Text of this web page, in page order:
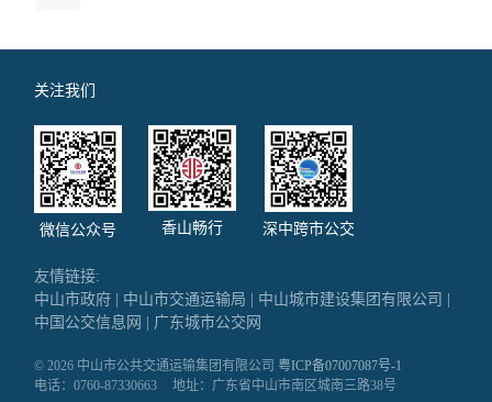
关注我们
微信公众号 香山畅行 深中跨市公交
友情链接:
中山市政府
中山市交通运输局 中山城市建设集团有限公司
中国公交信息网
广东城市公交网
© 2026 中山市公共交通运输集团有限公司粤ICP备07007087号-1
电话：0760-87330663
地址：广东省中山市南区城南三路38号